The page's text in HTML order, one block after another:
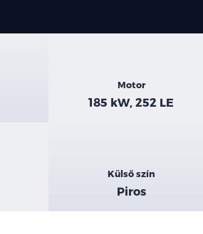
Motor
185 kW, 252 LE
Külső szín
Piros